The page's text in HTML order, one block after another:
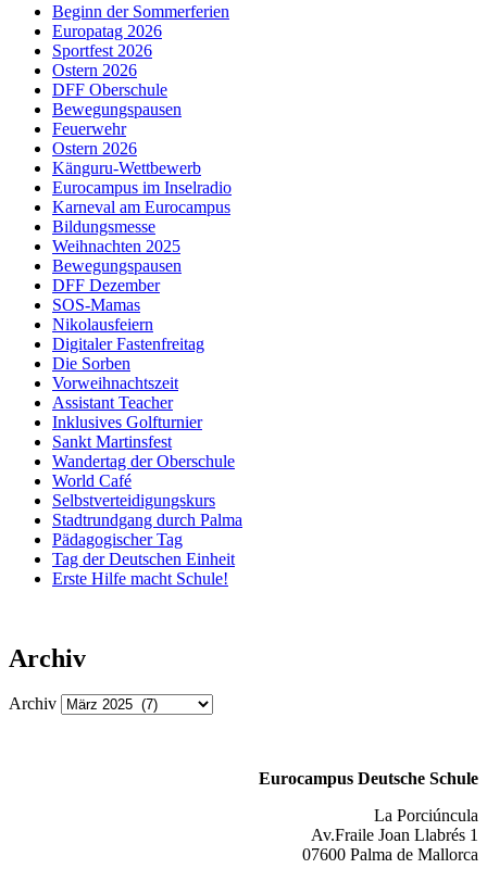
Beginn der Sommerferien
Europatag 2026
Sportfest 2026
Ostern 2026
DFF Oberschule
Bewegungspausen
Feuerwehr
Ostern 2026
Känguru-Wettbewerb
Eurocampus im Inselradio
Karneval am Eurocampus
Bildungsmesse
Weihnachten 2025
Bewegungspausen
DFF Dezember
SOS-Mamas
Nikolausfeiern
Digitaler Fastenfreitag
Die Sorben
Vorweihnachtszeit
Assistant Teacher
Inklusives Golfturnier
Sankt Martinsfest
Wandertag der Oberschule
World Café
Selbstverteidigungskurs
Stadtrundgang durch Palma
Pädagogischer Tag
Tag der Deutschen Einheit
Erste Hilfe macht Schule!
Archiv
Archiv
Eurocampus Deutsche Schule
La Porciúncula
Av.Fraile Joan Llabrés 1
07600 Palma de Mallorca